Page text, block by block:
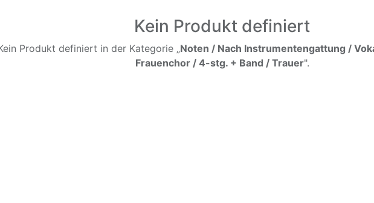
Kein Produkt definiert
Produkt definiert in der Kategorie „Noten / Nach Instrumentengattung /
Frauenchor / 4-stg. + Band / Trauer".